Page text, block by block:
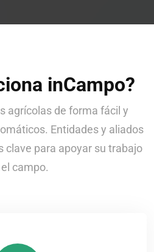
inCampo?
agrícolas de forma fácil y
Entidades y aliados
clave para apoyar su trabajo
campo.